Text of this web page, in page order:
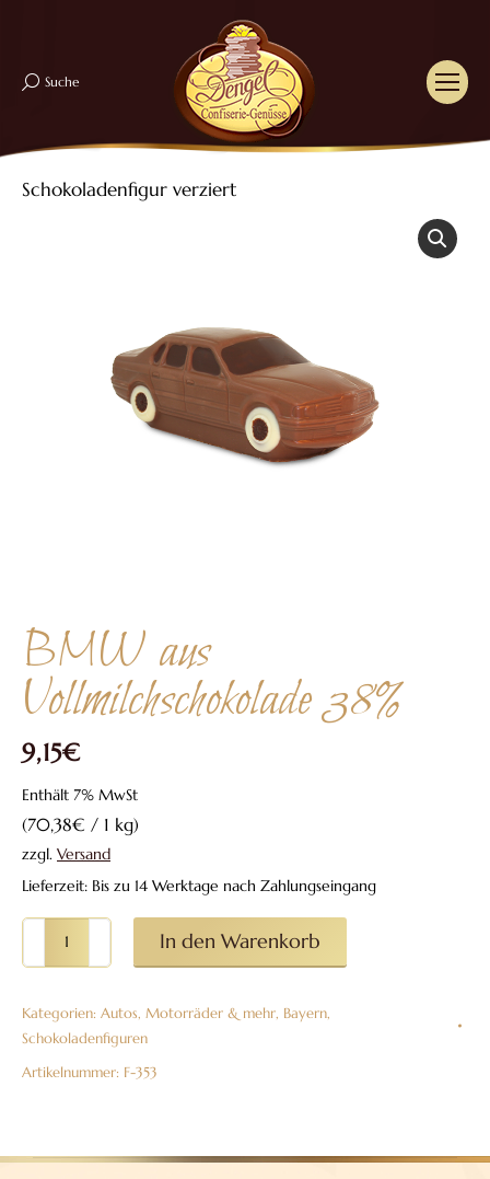
Search:
Suche
BMW aus
Vollmilchschokolade 38%
9,15€
Enthält 7% MwSt
(70,38€ / 1 kg)
zzgl. Versand
Lieferzeit: Bis zu 14 Werktage nach Zahlungseingang
Schokoladenfigur verziert
aus
38%
Menge
In den Warenkorb
Kategorien: Autos, Motorräder & mehr, Bayern,
Schokoladenfiguren
Artikelnummer: F-353